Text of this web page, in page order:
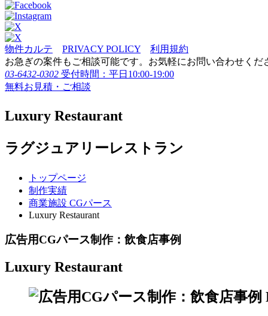
物件カルテ PRIVACY POLICY
利用規約
お急ぎの案件もご相談可能です。お気軽にお問い合わせくだ
03-6432-0302 受付時間：平日10:00-19:00
無料お見積・ご相談
Luxury Restaurant
ラグジュアリーレストラン
トップページ
制作実績
商業施設 CGパース
Luxury Restaurant
広告用CGパース制作：飲食店事例
Luxury Restaurant